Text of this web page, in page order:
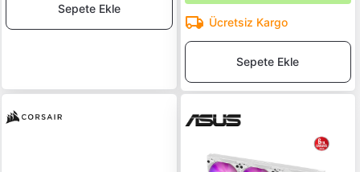
Sepete Ekle
Ücretsiz Kargo
Sepete Ekle